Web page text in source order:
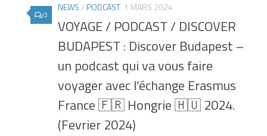
0
NEWS/PODCAST 1 MARS 2024
VOYAGE / PODCAST / DISCOVER
BUDAPEST : Discover Budapest –
un podcast qui va vous faire
voyager avec l’échange Erasmus
France 🇫🇷 Hongrie 🇭🇺 2024.
(Fevrier 2024)